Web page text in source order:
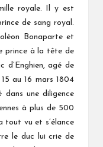
royale. Il y est
de sang royal.
Bonaparte et
prince à la tête de
d’Enghien, agé de
au 16 mars 1804
dans une diligence
à plus de 500
tout vu et s’élance
le duc lui crie de